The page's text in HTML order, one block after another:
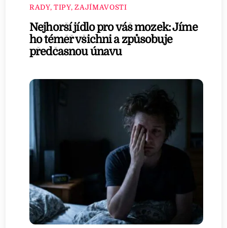
RADY, TIPY, ZAJÍMAVOSTI
Nejhorší jídlo pro váš mozek: Jíme
ho téměř všichni a způsobuje
předčasnou únavu